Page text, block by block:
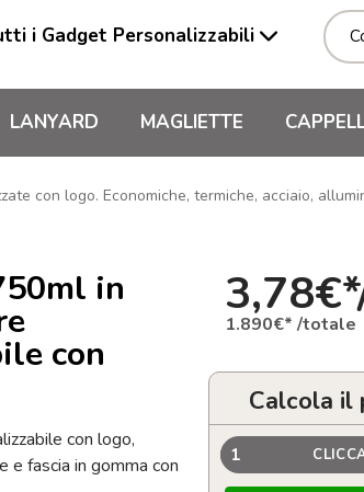
i Gadget Personalizzabili
LANYARD MAGLIETTE
con logo. Economiche, termiche, acciaio,
in
con
con logo,
e fascia in gomma con
1.890€* /totale
Calcola il
1